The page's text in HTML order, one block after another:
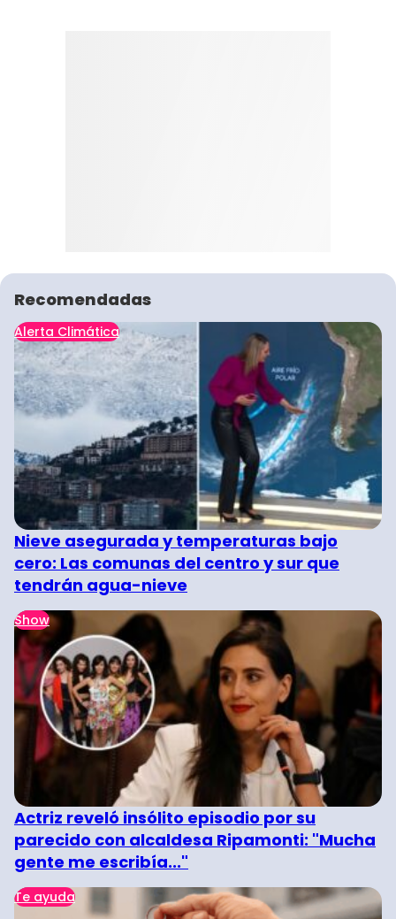
Recomendadas
Alerta Climática
Nieve asegurada y temperaturas bajo
cero: Las comunas del centro y sur que
tendrán agua-nieve
Show
Actriz reveló insólito episodio por su
parecido con alcaldesa Ripamonti: "Mucha
gente me escribía..."
Te ayuda